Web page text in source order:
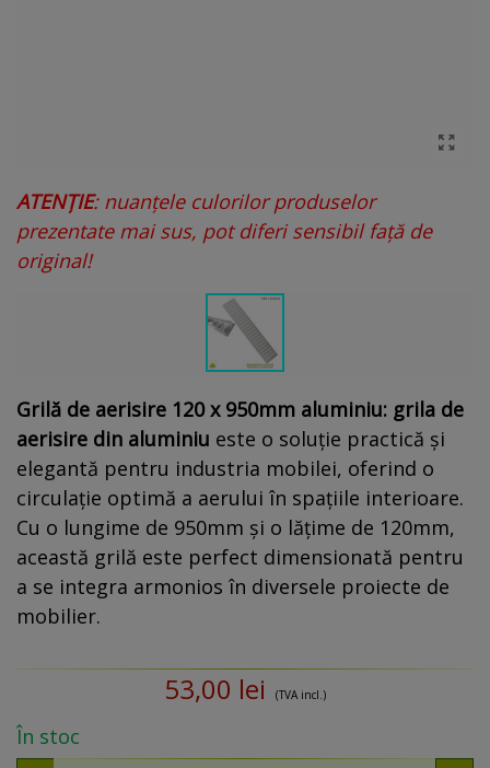
ATENȚIE: nuanțele culorilor produselor
prezentate mai sus, pot diferi sensibil față de
original!
Grilă de aerisire 120 x 950mm aluminiu: grila de
aerisire din aluminiu este o soluție practică și
elegantă pentru industria mobilei, oferind o
circulație optimă a aerului în spațiile interioare.
Cu o lungime de 950mm și o lățime de 120mm,
această grilă este perfect dimensionată pentru
a se integra armonios în diversele proiecte de
mobilier.
53,00 lei (TVA incl.)
În stoc